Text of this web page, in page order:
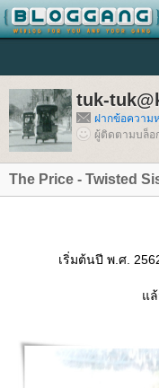
tuk-
ฝากข้อความ
ผู้ติดตามบล็อ
The Price - Twisted
เริ่มต้นปี พ.ศ.
ล้